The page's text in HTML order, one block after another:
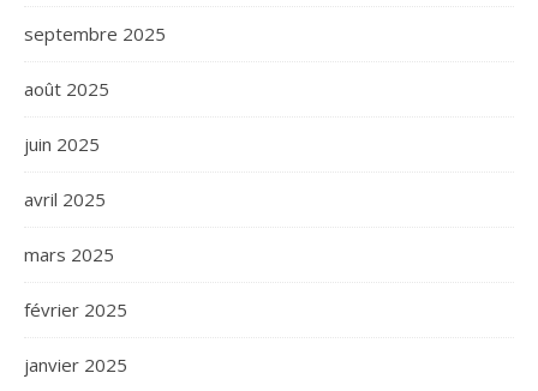
septembre 2025
août 2025
juin 2025
avril 2025
mars 2025
février 2025
janvier 2025